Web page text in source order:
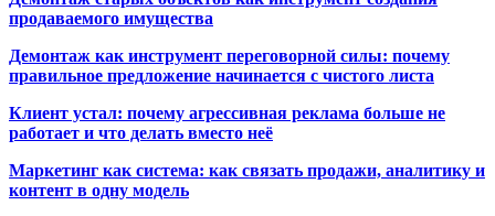
продаваемого имущества
Демонтаж как инструмент переговорной силы: почему
правильное предложение начинается с чистого листа
Клиент устал: почему агрессивная реклама больше не
работает и что делать вместо неё
Маркетинг как система: как связать продажи, аналитику и
контент в одну модель